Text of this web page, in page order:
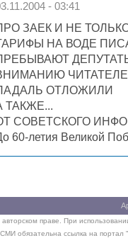
- 03:41
ЗАЕК И НЕ
НА ВОДЕ
ОТЛОЖИЛИ
ТАКЖЕ...
СОВЕТСКОГО
60-летия Великой
праве. При
обязательна ссылка на